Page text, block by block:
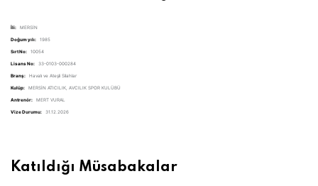
İli: MERSİN
Doğum yılı: 1985
Sırt No: 10054
Lisans No: 33-0103-000284
Branş: Havalı ve Ateşli Silahlar
Kulüp: MERSİN ATICILIK, AVCILIK SPOR KULÜBÜ
Antrenör: MERT VURAL
Vize Durumu: 31.12.2026
Katıldığı Müsabakalar